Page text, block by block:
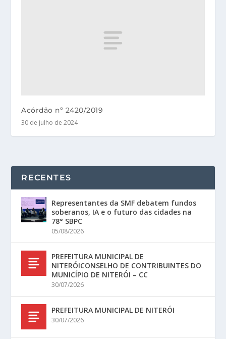
Acórdão nº 2420/2019
30 de julho de 2024
RECENTES
Representantes da SMF debatem fundos
soberanos, IA e o futuro das cidades na
78° SBPC
05/08/2026
PREFEITURA MUNICIPAL DE
NITERÓICONSELHO DE CONTRIBUINTES DO
MUNICÍPIO DE NITERÓI – CC
30/07/2026
PREFEITURA MUNICIPAL DE NITERÓI
30/07/2026